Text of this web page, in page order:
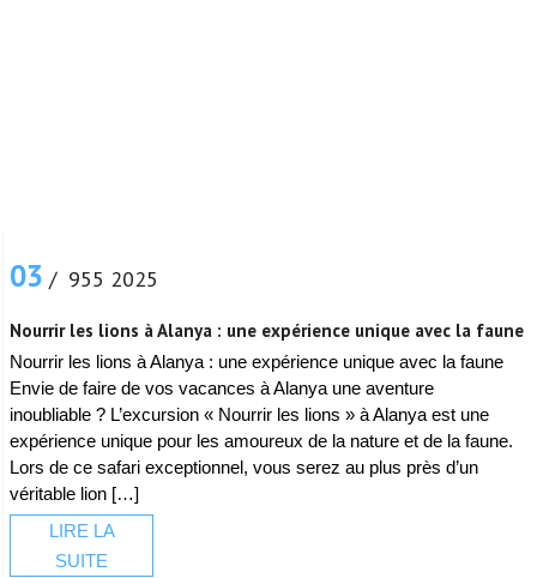
03 / 955 2025
Nourrir les lions à Alanya : une expérience unique avec la faune
Nourrir les lions à Alanya : une expérience unique avec la faune
Envie de faire de vos vacances à Alanya une aventure
inoubliable ? L’excursion « Nourrir les lions » à Alanya est une
expérience unique pour les amoureux de la nature et de la faune.
Lors de ce safari exceptionnel, vous serez au plus près d’un
véritable lion […]
LIRE LA
SUITE